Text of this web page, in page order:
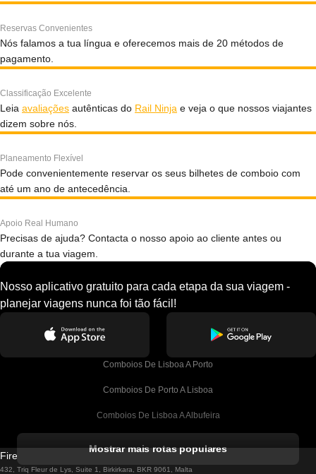
Reservas Convenientes
Nós falamos a tua língua e oferecemos mais de 20 métodos de
pagamento.
Classificação Excelente
Leia avaliações autênticas do Rail Ninja e veja o que nossos viajantes
dizem sobre nós.
Planeamento Flexível
Pode convenientemente reservar os seus bilhetes de comboio com
até um ano de antecedência.
Apoio Real Humano
Precisas de ajuda? Contacta o nosso apoio ao cliente antes ou
durante a tua viagem.
Nosso aplicativo gratuito para cada etapa da sua viagem -
planejar viagens nunca foi tão fácil!
Comboios De Lisboa A Porto
Comboios De Porto A Lisboa
Comboios De Lisboa A Albufeira
Comboios De Lisboa A Lagos
Mostrar mais rotas populares
Firebird GT Limited (OC 1451)
432, Triq Fleur de Lys, Suite 1, Birkirkara, BKR 9061, Malta